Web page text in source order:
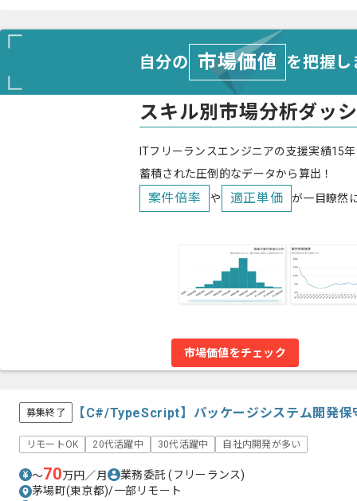
自分の 市場価値 を把握
スキル別市場分析ダッ
ITフリーランスエンジニアの支援実績15
蓄積された圧倒的なデータから算出！
案件倍率 や 適正単価 が一目瞭然
市場価値をチェック
募集終了 【C#/TypeScript】パッケージシステム開発
リモートOK 20代活躍中 30代活躍中 自社内開発が多い
〜70万円／月 業務委託(フリーランス)
茅場町(東京都)/一部リモート